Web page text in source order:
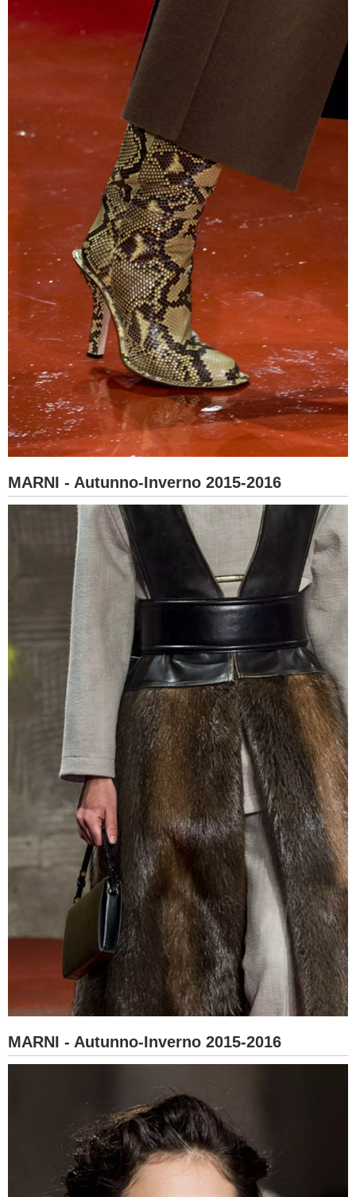
MARNI - Autunno-Inverno 2015-2016
MARNI - Autunno-Inverno 2015-2016